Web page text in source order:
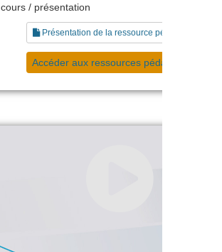
cours / présentation
Présentation de la ressource pédagogique
Accéder aux ressources pédagogiques